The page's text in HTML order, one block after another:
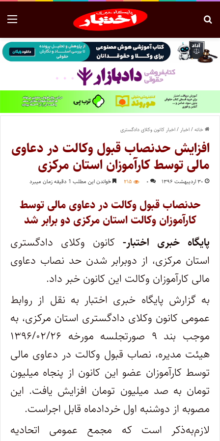
خانه/اخبار /اخبار کانون وکلای دادگستری
افزایش حدنصاب قبول وکالت در دعاوی
مالی توسط کارآموزان استان مرکزی
۳۰ اردیبهشت ۱۳۹۶ ۰ ۲۱۵ خواندن این مطلب 1 دقیقه زمان میبرد
حدنصاب قبول وکالت در دعاوی مالی توسط
کارآموزان وکالت استان مرکزی دو برابر شد
پایگاه خبری اختبار- کانون وکلای دادگستری
استان مرکزی، از دوبرابر شدن حد نصاب دعاوی
مالی کارآموزان وکالت این کانون خبر داد.
به گزارش پایگاه خبری اختبار به نقل از روابط
عمومی کانون وکلای دادگستری استان مرکزی، به
موجب بند ۹ صورتجلسه مورخه ۱۳۹۶/۰۲/۲۶
هیئت مدیره، نصاب قبول وکالت در دعاوی مالی
توسط کارآموزان عضو این کانون از پنجاه میلیون
تومان به صد میلیون تومان افزایش یافت. این
مصوبه از دوشنبه اول خردادماه قابل اجراست.
لازم‌به‌ذکر است که مجمع عمومی اتحادیه